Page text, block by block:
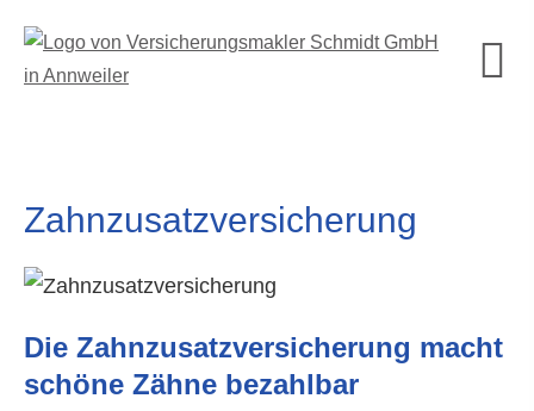
Zahn­zu­satz­ver­si­che­rung
Die Zahn­zu­satz­ver­si­che­rung macht
schöne Zähne bezahlbar